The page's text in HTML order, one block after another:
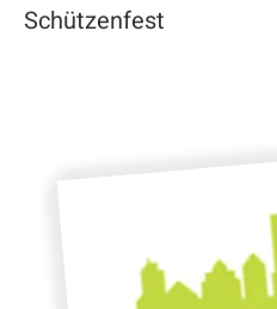
Schützenfest